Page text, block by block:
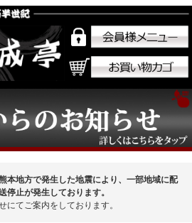
本地方で発生した地震により、一部地域に配
停止が発生しております。
にてご案内をしております。